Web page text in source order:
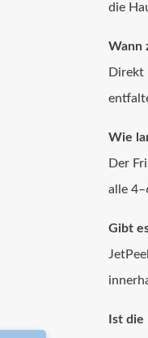
die
Wann
Direkt
Wie
Der
alle
Gibt
Ist